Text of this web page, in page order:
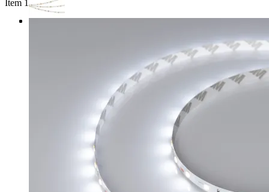
Item 1 of 3